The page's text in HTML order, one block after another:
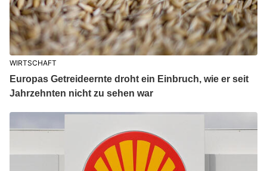
WIRTSCHAFT
Europas Getreideernte droht ein Einbruch, wie er seit
Jahrzehnten nicht zu sehen war